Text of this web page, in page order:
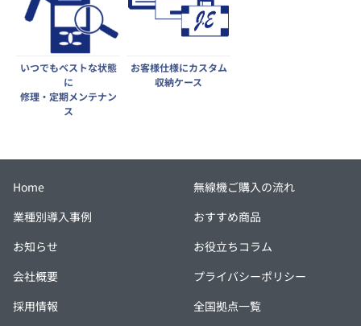
いつでもベストな状態
に
修理・定期メンテナン
ス
お客様仕様にカスタム
収納ケース
Home
無線機ご購入の流れ
業種別導入事例
おすすめ商品
お知らせ
お役立ちコラム
会社概要
プライバシーポリシー
採用情報
全国拠点一覧